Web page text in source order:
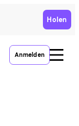
Holen
Anmelden